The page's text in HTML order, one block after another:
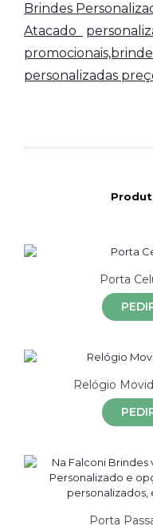
Brindes
Atacado
personalizadas
Porta
Relógio
Porta